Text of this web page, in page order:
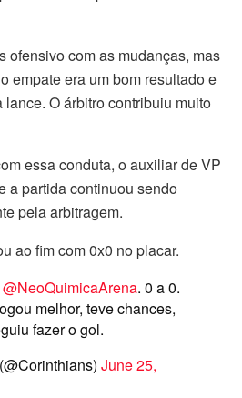
ofensivo com as mudanças, mas
empate era um bom resultado e
O árbitro contribuiu muito
essa conduta, o auxiliar de VP
a partida continuou sendo
pela arbitragem.
ao fim com 0x0 no placar.
@NeoQuimicaArena. 0 a 0.
melhor, teve chances,
fazer o gol.
June 25,